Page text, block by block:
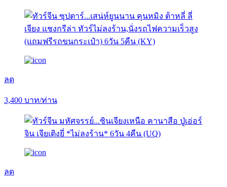
ลด
3,400 บาท/ท่าน
ลด